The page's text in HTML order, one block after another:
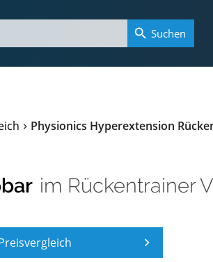
Physionics Hyperextension
im Rückentrainer
Suchen